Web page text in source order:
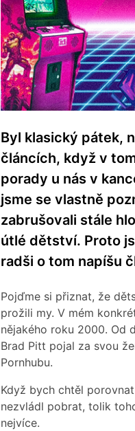
Byl klasický pátek,
článcích, když v
porady u nás v
jsme se vlastně
zabrušovali stále
útlé dětství. Proto
radši o tom napíšu
Pojďme si přiznat, že
prožili my. V mém
nějakého roku 2000. Od
Brad Pitt pojal za svou
Pornhubu.
Když bych chtěl
nezvládl pobrat, tolik
nejvíce.